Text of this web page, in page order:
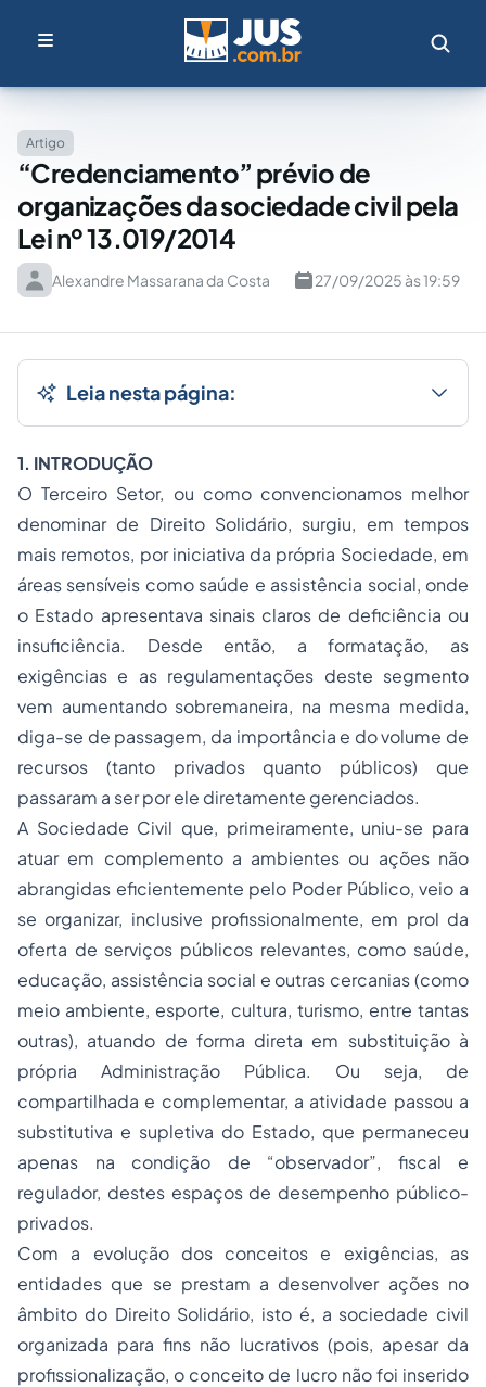
Artigo
“Credenciamento” prévio de
organizações da sociedade civil pela
Lei nº 13.019/2014
Alexandre Massarana da Costa 27/09/2025 às 19:59
Leia nesta página:
1. INTRODUÇÃO
O Terceiro Setor, ou como convencionamos melhor
denominar de Direito Solidário, surgiu, em tempos
mais remotos, por iniciativa da própria Sociedade, em
áreas sensíveis como saúde e assistência social, onde
o Estado apresentava sinais claros de deficiência ou
insuficiência. Desde então, a formatação, as
exigências e as regulamentações deste segmento
vem aumentando sobremaneira, na mesma medida,
diga-se de passagem, da importância e do volume de
recursos (tanto privados quanto públicos) que
passaram a ser por ele diretamente gerenciados.
A Sociedade Civil que, primeiramente, uniu-se para
atuar em complemento a ambientes ou ações não
abrangidas eficientemente pelo Poder Público, veio a
se organizar, inclusive profissionalmente, em prol da
oferta de serviços públicos relevantes, como saúde,
educação, assistência social e outras cercanias(como
meio ambiente, esporte, cultura, turismo, entre tantas
outras), atuando de forma direta em substituição à
própria Administração Pública. Ou seja, de
compartilhada e complementar, a atividade passou a
substitutiva e supletiva do Estado, que permaneceu
apenas na condição de “observador”, fiscal e
regulador, destes espaços de desempenho público-
privados.
Com a evolução dos conceitos e exigências, as
entidades que se prestam a desenvolver ações no
âmbito do Direito Solidário, isto é, a sociedade civil
organizada para fins não lucrativos (pois, apesar da
profissionalização, o conceito de lucro não foi inserido